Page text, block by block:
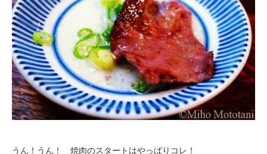
うん！うん！ 焼肉のスタートはやっぱりコレ！